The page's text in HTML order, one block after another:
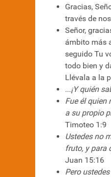
Gracias,
través de
Señor,
ámbito más
seguido Tu
todo bien y
Llévala a la
...¡Y quién
Fue él quien
a su propio
Timoteo 1:9
Ustedes no
fruto, y para
Juan 15:16
Pero